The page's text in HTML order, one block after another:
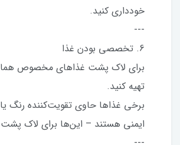
خودداری کنید.
---
6. تخصصی بودن غذا
برای لاک پشت غذاهای مخصوص
تهیه کنید.
برخی غذاها حاوی تقویت‌کننده رنگ
ایمنی هستند – این‌ها برای لاک پشت